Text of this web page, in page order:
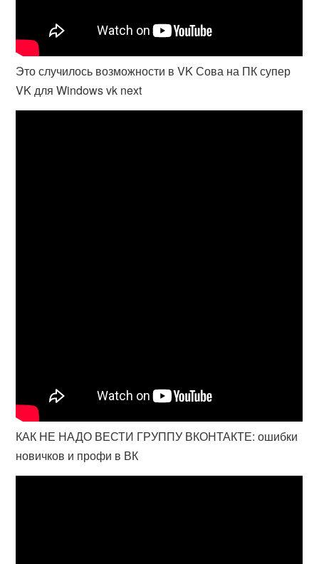
Это случилось возможности в VK Сова на ПК супер
VK для Windows vk next
КАК НЕ НАДО ВЕСТИ ГРУППУ ВКОНТАКТЕ: ошибки
новичков и профи в ВК